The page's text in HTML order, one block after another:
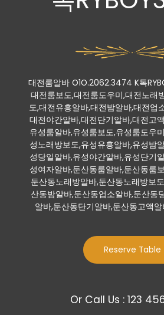
대전룸알바 O1O.2062.3474 K톡
대전룸보도,대전룸도우미,대전노래
도,대전유흥알바,대전밤알바,대전업
대전야간알바,대전단기알바,대전고
유성룸알바,유성룸보도,유성룸도우
성노래방보도,유성유흥알바,유성밤
성당일알바,유성야간알바,유성단기
성여자알바,둔산동룸알바,둔산동룸
둔산동노래방알바,둔산동노래방보
산동밤알바,둔산동업소알바,둔산동
알바,둔산동단기알바,둔산동고액
Reserve Table
Or Call Us : 123